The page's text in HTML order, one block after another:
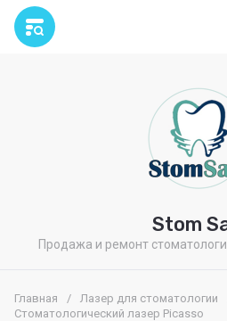
Stom
Продажа и ремонт
Главная / Лазер для стоматологии
Стоматологический лазер Picasso